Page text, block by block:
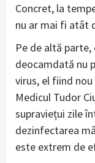
Concret, la
nu ar mai fi atât
Pe de altă
deocamdată nu
virus, el fiind
Medicul Tudor
supraviețui zile
dezinfectarea
este extrem de